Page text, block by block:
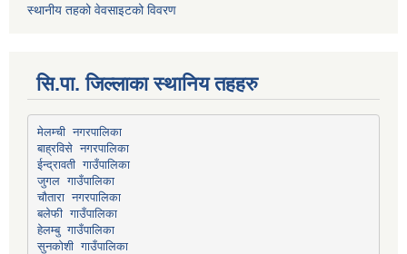
स्थानीय तहको वेवसाइटको विवरण
सि.पा. जिल्लाका स्थानिय तहहरु
मेलम्ची नगरपालिका
बाह्रविसे नगरपालिका
ईन्द्रावती गाउँपालिका
जुगल गाउँपालिका
चौतारा नगरपालिका
बलेफी गाउँपालिका
हेलम्बु गाउँपालिका
सुनकोशी गाउँपालिका